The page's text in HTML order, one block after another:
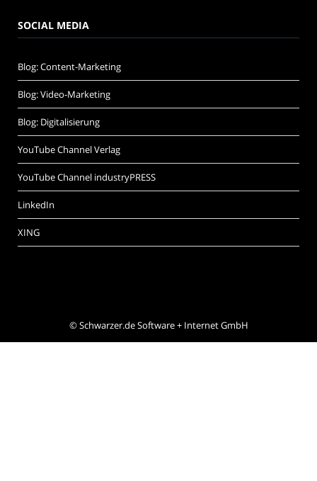
SOCIAL MEDIA
Blog: Content-Marketing
Blog: Video-Marketing
Blog: Digitalisierung
YouTube Channel Verlag
YouTube Channel industryPRESS
LinkedIn
XING
©Schwarzer.de Software + Internet GmbH